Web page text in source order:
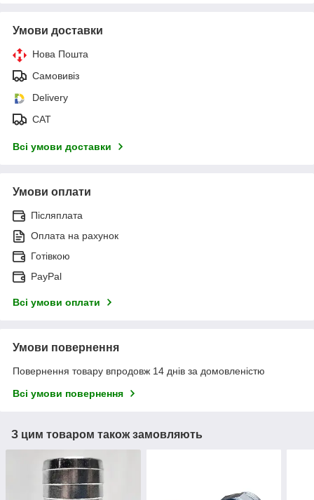
Умови доставки
Нова Пошта
Самовивіз
Delivery
САТ
Всі умови доставки
Умови оплати
Післяплата
Оплата на рахунок
Готівкою
PayPal
Всі умови оплати
Умови повернення
Повернення товару впродовж 14 днів за домовленістю
Всі умови повернення
З цим товаром також замовляють